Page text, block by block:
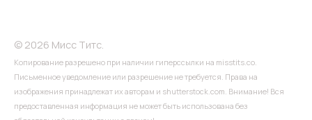
© 2026 Мисс Титс.
Копирование разрешено при наличии гиперссылки на misstits.co.
Письменное уведомление или разрешение не требуется. Права на
изображения принадлежат их авторам и shutterstock.com. Внимание! Вся
предоставленная информация не может быть использована без